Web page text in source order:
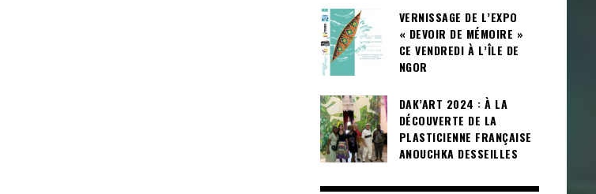
VERNISSAGE DE L’EXPO
« DEVOIR DE MÉMOIRE »
CE VENDREDI À L’ÎLE DE
NGOR
DAK’ART 2024 : À LA
DÉCOUVERTE DE LA
PLASTICIENNE FRANÇAISE
ANOUCHKA DESSEILLES